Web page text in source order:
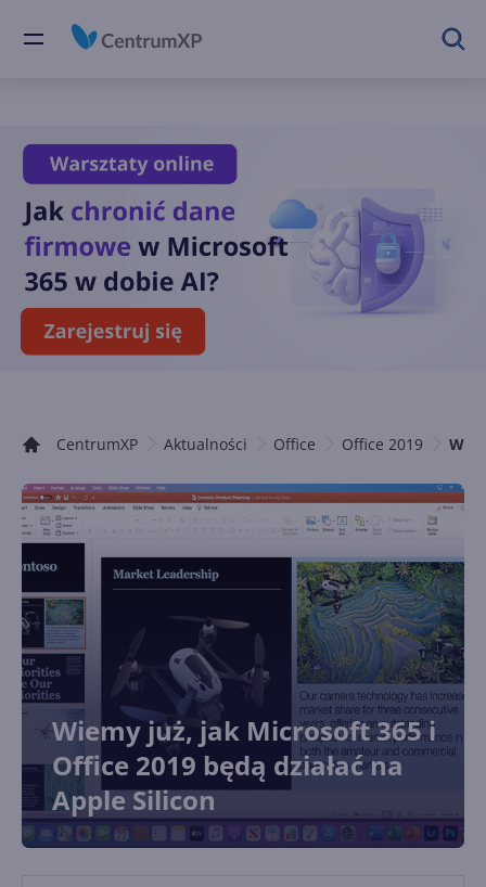
CentrumXP Aktualności Office Office 2019
Wiemy już, jak Microsoft 365 i
Office 2019 będą działać na
Apple Silicon